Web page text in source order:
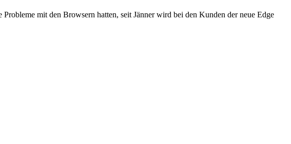
mit den Browsern hatten, seit Jänner wird bei den Kunden der neue Edge